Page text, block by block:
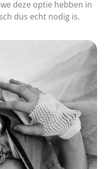
deze optie hebben in
dus echt nodig is.